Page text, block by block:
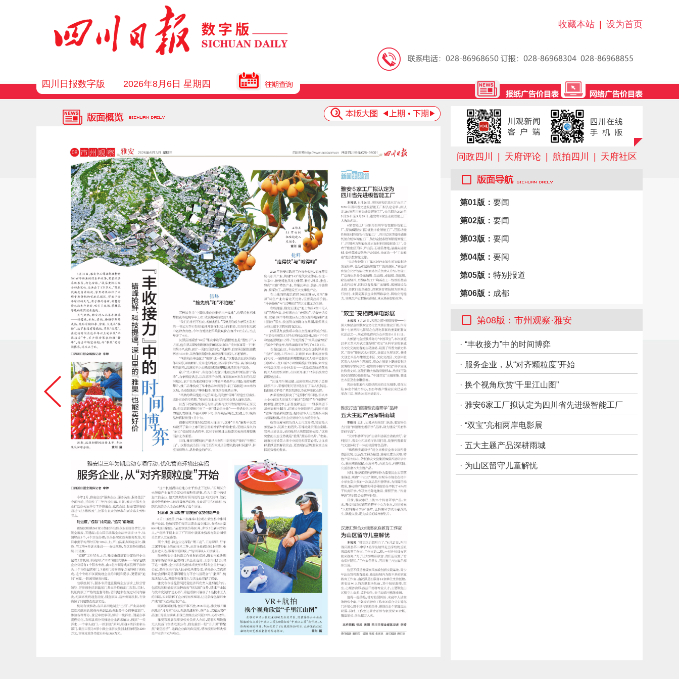
四川日报数字版 2026年8月6日 星期四
收藏本站 设为首页
问政四川 天府评论 航拍四川 天府社区
第01版： 要闻
第02版： 要闻
第03版： 要闻
第04版： 要闻
第05版： 特别报道
第06版： 成都
第08版：市州观察·雅安
第08版：市州观察·雅安
· “丰收接力”中的时间博弈
· 服务企业，从“对齐颗粒度”开始
· 换个视角欣赏“千里江山图”
· 雅安6家工厂拟认定为四川省先进级智能工厂
· “双宝”亮相两岸电影展
· 五大主题产品深耕雨城
· 为山区留守儿童解忧